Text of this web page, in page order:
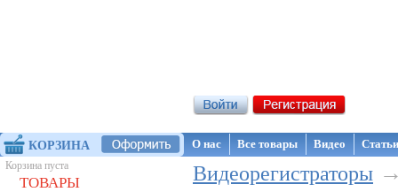
КОРЗИНА
Корзина пуста
ТОВАРЫ
О нас Все товары Видео
Видеорегистраторы